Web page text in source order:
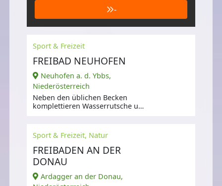
-
Sport & Freizeit
FREIBAD NEUHOFEN
Neuhofen a. d. Ybbs,
Niederösterreich
Neben den üblichen Becken
komplettieren Wasserrutsche und
Sport & Freizeit, Natur
FREIBADEN AN DER
DONAU
Ardagger an der Donau,